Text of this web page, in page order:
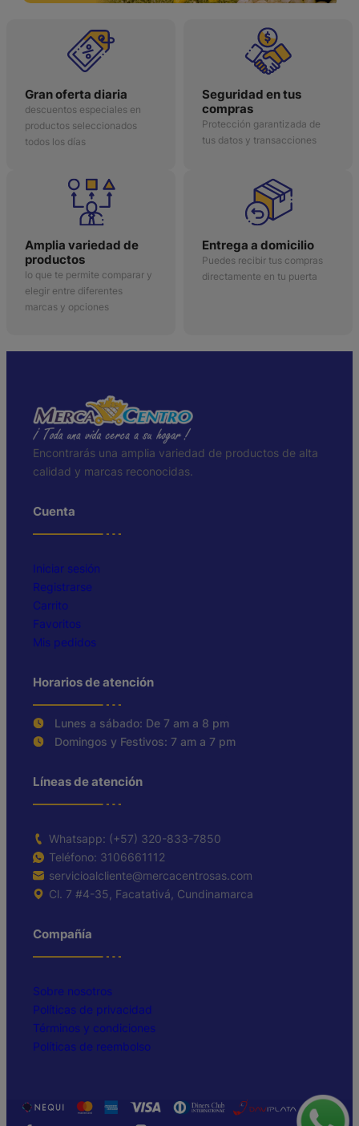
Gran oferta diaria
descuentos especiales en
productos seleccionados
todos los días
Seguridad en tus
compras
Protección garantizada de
tus datos y transacciones
Amplia variedad de
productos
lo que te permite comparar y
elegir entre diferentes
marcas y opciones
Entrega a domicilio
Puedes recibir tus compras
directamente en tu puerta
Encontrarás una amplia variedad de productos de alta
calidad y marcas reconocidas.
Cuenta
Iniciar sesión
Registrarse
Carrito
Favoritos
Mis pedidos
Horarios de atención
Lunes a sábado: De 7 am a 8 pm
Domingos y Festivos: 7 am a 7 pm
Líneas de atención
Whatsapp: (+57) 320-833-7850
Teléfono: 3106661112
servicioalcliente@mercacentrosas.com
Cl. 7 #4-35, Facatativá, Cundinamarca
Compañía
Sobre nosotros
Políticas de privacidad
Términos y condiciones
Políticas de reembolso